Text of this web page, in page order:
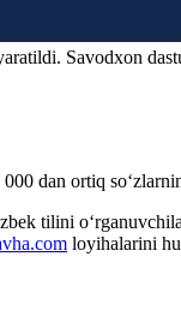
Savodxon
dan ortiq
tilini
loyihalarini